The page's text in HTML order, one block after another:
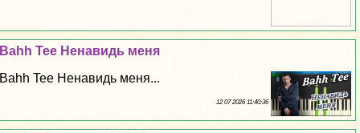
Bahh Tee Ненавидь меня
Bahh Tee Ненавидь меня...
12 07 2026 11:40:36